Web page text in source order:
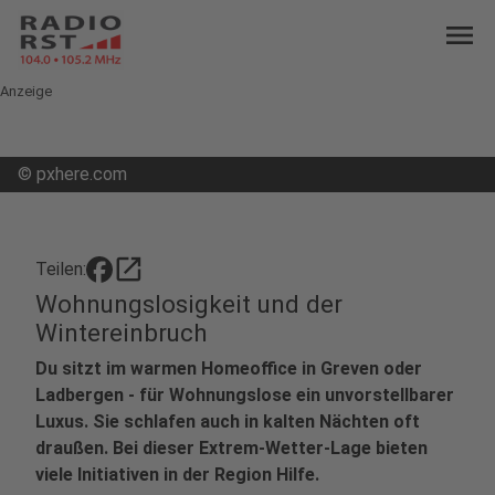
menu
Anzeige
© pxhere.com
Teilen: open_in_new
Wohnungslosigkeit und der
Wintereinbruch
Du sitzt im warmen Homeoffice in Greven oder
Ladbergen - für Wohnungslose ein unvorstellbarer
Luxus. Sie schlafen auch in kalten Nächten oft
draußen. Bei dieser Extrem-Wetter-Lage bieten
viele Initiativen in der Region Hilfe.